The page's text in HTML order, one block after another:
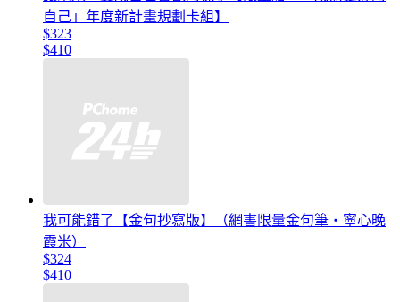
自己」年度新計畫規劃卡組】
$323
$410
我可能錯了【金句抄寫版】（網書限量金句筆‧寧心晚
霞米）
$324
$410